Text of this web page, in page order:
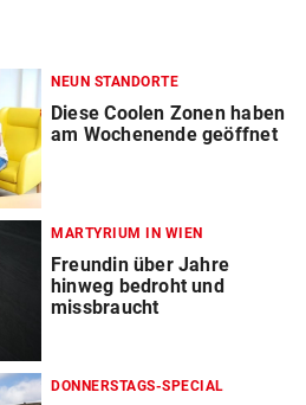
NEUN STANDORTE
Diese Coolen Zonen haben
am Wochenende geöffnet
MARTYRIUM IN WIEN
Freundin über Jahre
hinweg bedroht und
missbraucht
DONNERSTAGS-SPECIAL